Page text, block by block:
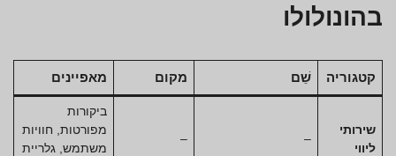
בהונולולו
קטגוריה שֵׁם מקום מאפיינים
שירותי
ליווי
–
–
ביקורות
מפורטות, חוויות
משתמש, גלריית